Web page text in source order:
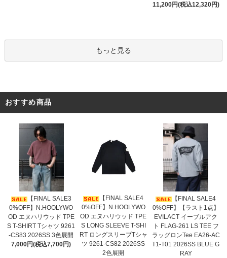
11,200円(税込12,320円)
もっと見る
おすすめ商品
【FINAL SALE3
0%OFF】N.HOOLYWO
OD エヌハリウッド TPE
S T-SHIRT Tシャツ 9261
-CS83 2026SS 3色展開
7,000円(税込7,700円)
【FINAL SALE4
0%OFF】N.HOOLYWO
OD エヌハリウッド TPE
S LONG SLEEVE T-SHI
RT ロングスリーブTシャ
ツ 9261-CS82 2026SS
2色展開
【FINAL SALE4
0%OFF】【ラスト1点】
EVILACT イーブルアク
ト FLAG-261 LS TEE フ
ラッグロンTee EA26-AC
T1-T01 2026SS BLUE G
RAY